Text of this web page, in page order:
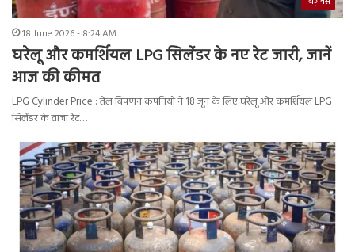
18 June 2026 - 8:24 AM
घरेलू और कमर्शियल LPG सिलेंडर के नए रेट जारी, जानें
आज की कीमत
LPG Cylinder Price : तेल विपणन कंपनियों ने 18 जून के लिए घरेलू और कमर्शियल LPG
सिलेंडर के ताजा रेट…